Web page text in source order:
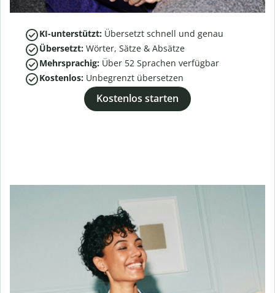
KI-unterstützt: Übersetzt schnell und genau
Übersetzt: Wörter, Sätze & Absätze
Mehrsprachig: Über 52 Sprachen verfügbar
Kostenlos: Unbegrenzt übersetzen
Kostenlos starten